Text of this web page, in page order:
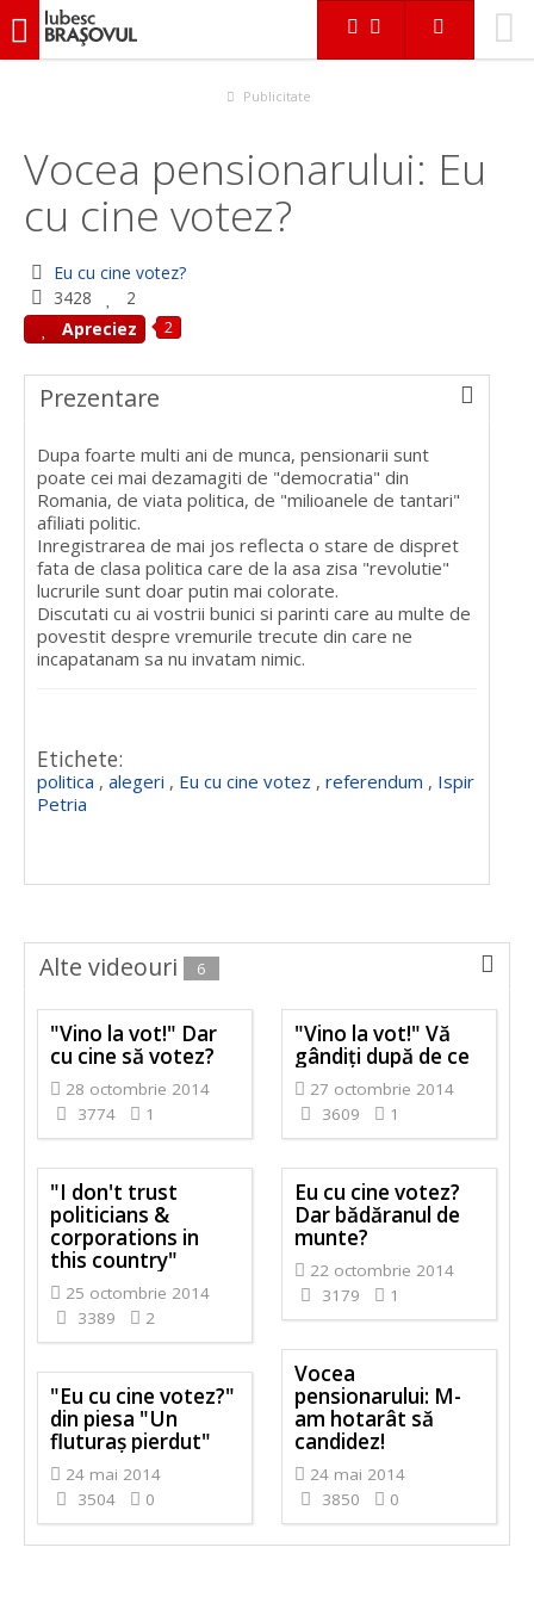
iubescbraşovul.ro
Vocea pensionarului: Eu cu cine votez?
Publicitate
Vocea pensionarului: Eu
cu cine votez?
Eu cu cine votez?
3428
2
Apreciez
2
Prezentare
Dupa foarte multi ani de munca, pensionarii sunt
poate cei mai dezamagiti de "democratia" din
Romania, de viata politica, de "milioanele de tantari"
afiliati politic.
Inregistrarea de mai jos reflecta o stare de dispret
fata de clasa politica care de la asa zisa "revolutie"
lucrurile sunt doar putin mai colorate.
Discutati cu ai vostrii bunici si parinti care au multe de
povestit despre vremurile trecute din care ne
incapatanam sa nu invatam nimic.
Etichete:
politica , alegeri , Eu cu cine votez , referendum , Ispir
Petria
Alte videouri 6
"Vino la vot!" Dar
cu cine să votez?
28 octombrie 2014
3774
1
"Vino la vot!" Vă
gândiți după de ce
27 octombrie 2014
3609
1
"I don't trust
politicians &
corporations in
this country"
25 octombrie 2014
3389
2
Eu cu cine votez?
Dar bădăranul de
munte?
22 octombrie 2014
3179
1
Vocea
pensionarului: M-
am hotarât să
candidez!
24 mai 2014
3850
0
"Eu cu cine votez?"
din piesa "Un
fluturaş pierdut"
24 mai 2014
3504
0